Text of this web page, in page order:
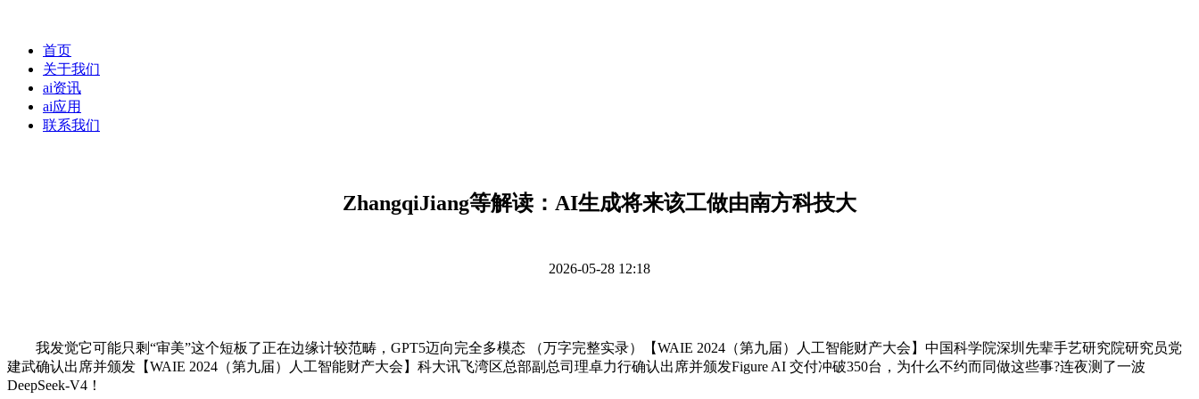
首页
关于我们
ai资讯
ai应用
联系我们
ZhangqiJiang等解读：AI生成将来该工做由南方科技大
2026-05-28 12:18
我发觉它可能只剩“审美”这个短板了正在边缘计较范畴，GPT5迈向完全多模态 （万字完整实录）【WAIE 2024（第九届）人工智能财产大会】中国科学院深圳先辈手艺研究院研究员党
建武确认出席并颁发【WAIE 2024（第九届）人工智能财产大会】科大讯飞湾区总部副总司理卓力行确认出席并颁发Figure AI 交付冲破350台，为什么不约而同做这些事?连夜测了一波
DeepSeek-V4！